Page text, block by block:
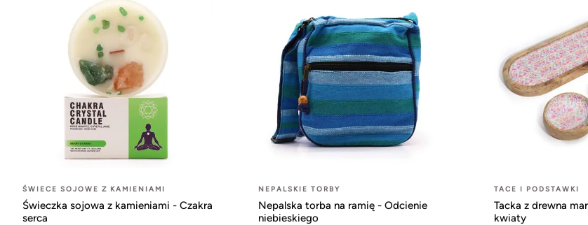
ŚWIECE SOJOWE Z KAMIENIAMI
Świeczka sojowa z kamieniami - Czakra
serca
NEPALSKIE TORBY
Nepalska torba na ramię - Odcienie
niebieskiego
TACE I PODSTAWKI
Tacka z drewna
kwiaty